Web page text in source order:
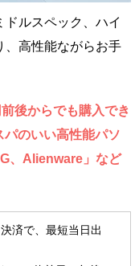
ドルスペック、ハイ
、高性能ながらお手
後からでも購入でき
のいい高性能パソ
、Alienware」など
済で、最短当日出